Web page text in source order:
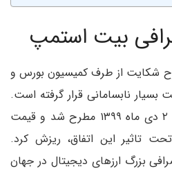
بیت استمپ
شکایت از طرف کمیسیون بورس و
بسیار نابسامانی قرار گرفته است.
این شکایت در روز سه شنبه ۲ دی ماه ۱۳۹۹ مطرح شد و قیمت
تاثیر این اتفاق، ریزش کرد.
بزرگ ارزهای دیجیتال در جهان